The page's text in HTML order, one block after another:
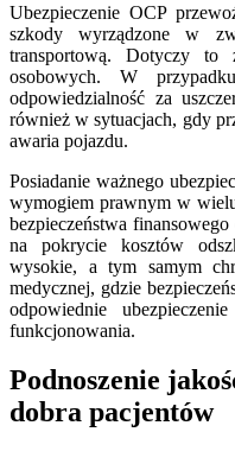
Ubezpieczenie OCP
szkody wyrządzone w
transportową. Dotyczy
osobowych. W
odpowiedzialność za
również w sytuacjach, gdy
awaria pojazdu.
Posiadanie ważnego
wymogiem prawnym w
bezpieczeństwa
na pokrycie kosztów
wysokie, a tym samym
medycznej, gdzie
odpowiednie
funkcjonowania.
Podnoszenie
dobra pacjentów